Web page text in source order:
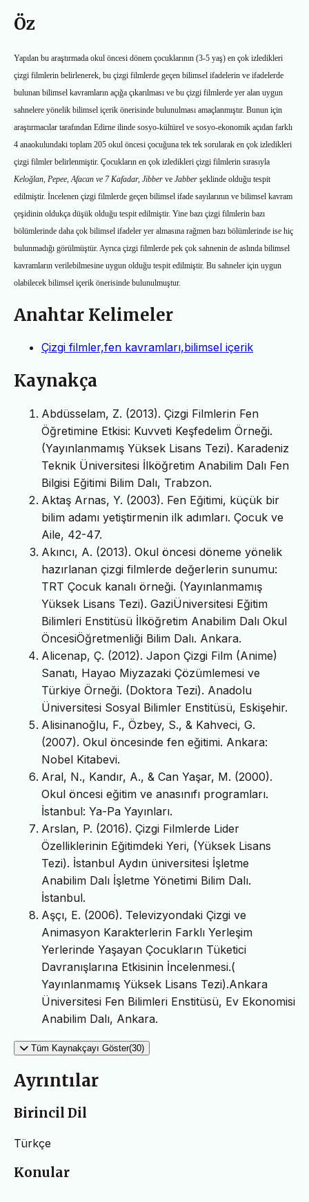
Öz
Yapılan bu araştırmada okul öncesi dönem çocuklarının (3-5 yaş) en çok izledikleri
çizgi filmlerin belirlenerek, bu çizgi filmlerde geçen bilimsel ifadelerin ve ifadelerde
bulunan bilimsel kavramların açığa çıkarılması ve bu çizgi filmlerde yer alan uygun
sahnelere yönelik bilimsel içerik önerisinde bulunulması amaçlanmıştır. Bunun için
araştırmacılar tarafından Edirne ilinde sosyo-kültürel ve sosyo-ekonomik açıdan farklı
4 anaokulundaki toplam 205 okul öncesi çocuğuna tek tek sorularak en çok izledikleri
çizgi filmler belirlenmiştir. Çocukların en çok izledikleri çizgi filmlerin sırasıyla
Keloğlan, Pepee, Afacan ve 7 Kafadar, Jibber ve Jabber şeklinde olduğu tespit
edilmiştir. İncelenen çizgi filmlerde geçen bilimsel ifade sayılarının ve bilimsel kavram
çeşidinin oldukça düşük olduğu tespit edilmiştir. Yine bazı çizgi filmlerin bazı
bölümlerinde daha çok bilimsel ifadeler yer almasına rağmen bazı bölümlerinde ise hiç
bulunmadığı görülmüştür. Ayrıca çizgi filmlerde pek çok sahnenin de aslında bilimsel
kavramların verilebilmesine uygun olduğu tespit edilmiştir. Bu sahneler için uygun
olabilecek bilimsel içerik önerisinde bulunulmuştur.
Anahtar Kelimeler
Çizgi filmler,fen kavramları,bilimsel içerik
Kaynakça
Abdüsselam, Z. (2013). Çizgi Filmlerin Fen
Öğretimine Etkisi: Kuvveti Keşfedelim Örneği.
(Yayınlanmamış Yüksek Lisans Tezi). Karadeniz
Teknik Üniversitesi İlköğretim Anabilim Dalı Fen
Bilgisi Eğitimi Bilim Dalı, Trabzon.
Aktaş Arnas, Y. (2003). Fen Eğitimi, küçük bir
bilim adamı yetiştirmenin ilk adımları. Çocuk ve
Aile, 42-47.
Akıncı, A. (2013). Okul öncesi döneme yönelik
hazırlanan çizgi filmlerde değerlerin sunumu:
TRT Çocuk kanalı örneği. (Yayınlanmamış
Yüksek Lisans Tezi). GaziÜniversitesi Eğitim
Bilimleri Enstitüsü İlköğretim Anabilim Dalı Okul
ÖncesiÖğretmenliği Bilim Dalı. Ankara.
Alicenap, Ç. (2012). Japon Çizgi Film (Anime)
Sanatı, Hayao Miyzazaki Çözümlemesi ve
Türkiye Örneği. (Doktora Tezi). Anadolu
Üniversitesi Sosyal Bilimler Enstitüsü, Eskişehir.
Alisinanoğlu, F., Özbey, S., & Kahveci, G.
(2007). Okul öncesinde fen eğitimi. Ankara:
Nobel Kitabevi.
Aral, N., Kandır, A., & Can Yaşar, M. (2000).
Okul öncesi eğitim ve anasınıfı programları.
İstanbul: Ya-Pa Yayınları.
Arslan, P. (2016). Çizgi Filmlerde Lider
Özelliklerinin Eğitimdeki Yeri, (Yüksek Lisans
Tezi). İstanbul Aydın üniversitesi İşletme
Anabilim Dalı İşletme Yönetimi Bilim Dalı.
İstanbul.
Aşçı, E. (2006). Televizyondaki Çizgi ve
Animasyon Karakterlerin Farklı Yerleşim
Yerlerinde Yaşayan Çocukların Tüketici
Davranışlarına Etkisinin İncelenmesi.(
Yayınlanmamış Yüksek Lisans Tezi).Ankara
Üniversitesi Fen Bilimleri Enstitüsü, Ev Ekonomisi
Anabilim Dalı, Ankara.
Tüm Kaynakçayı Göster(30)
Ayrıntılar
Birincil Dil
Türkçe
Konular